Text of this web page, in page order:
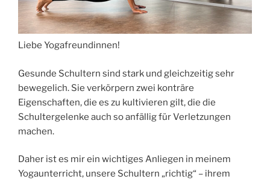
Liebe Yogafreundinnen!
Gesunde Schultern sind stark und gleichzeitig sehr
bewegelich. Sie verkörpern zwei konträre
Eigenschaften, die es zu kultivieren gilt, die die
Schultergelenke auch so anfällig für Verletzungen
machen.
Daher ist es mir ein wichtiges Anliegen in meinem
Yogaunterricht, unsere Schultern „richtig“ – ihrem